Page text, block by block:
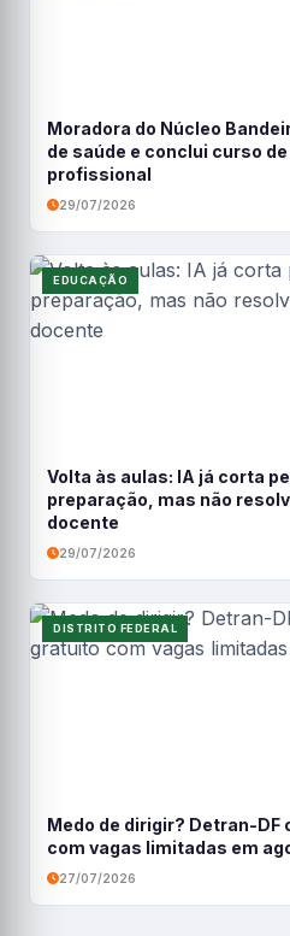
Moradora do Núcleo
de saúde e conclui curso
profissional
29/07/2026
EDUCAÇÃO
Volta às aulas: IA já corta
preparação, mas não
docente
29/07/2026
DISTRITO FEDERAL
Medo de dirigir? Detran-
com vagas limitadas em
27/07/2026